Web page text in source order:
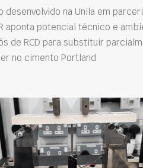
desenvolvido na Unila em
aponta potencial técnico e
de RCD para substituir
no cimento Portland